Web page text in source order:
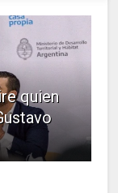
quien